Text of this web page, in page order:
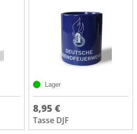
Lager
8,95 €
Tasse DJF